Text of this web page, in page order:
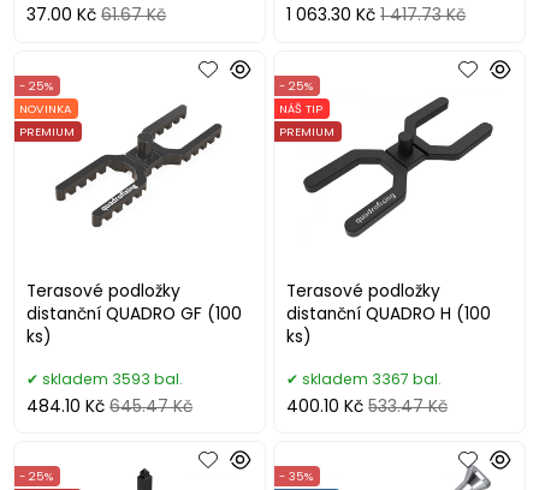
37.00 Kč 61.67 Kč 1 063.30 Kč 1 417.73 Kč
Terasové podložky
distanční QUADRO GF (100
ks)
- 25%
NOVINKA
PREMIUM
skladem 3593 bal.
484.10 Kč 645.47 Kč
Terasové podložky
distanční QUADRO H (100
ks)
- 25%
NÁŠ TIP
PREMIUM
skladem 3367 bal.
400.10 Kč 533.47 Kč
- 25%
- 35%